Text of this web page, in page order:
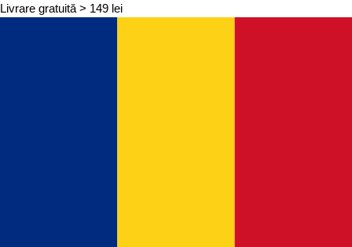
Livrare gratuită > 149 lei